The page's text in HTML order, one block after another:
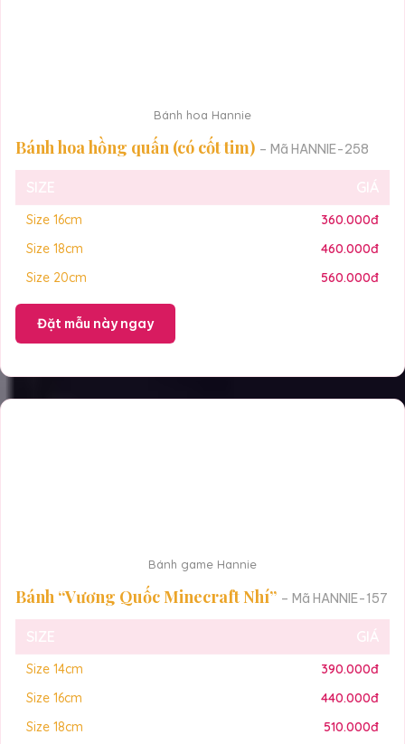
Bánh hoa Hannie
Bánh hoa hồng quấn (có cốt tim) – Mã HANNIE-258
SIZE GIÁ
Size 16cm
360.000đ
Size 18cm
460.000đ
Size 20cm
560.000đ
Đặt mẫu này ngay
Bánh game Hannie
Bánh “Vương Quốc Minecraft Nhí” – Mã HANNIE-157
SIZE GIÁ
Size 14cm
390.000đ
Size 16cm
440.000đ
Size 18cm
510.000đ